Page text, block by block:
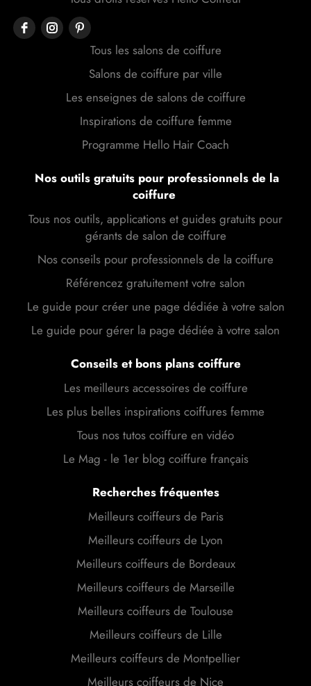
Tous les salons de coiffure
Salons de coiffure par ville
Les enseignes de salons de coiffure
Inspirations de coiffure femme
Programme Hello Hair Coach
Nos outils gratuits pour professionnels de la
coiffure
Tous nos outils, applications et guides gratuits pour
gérants de salon de coiffure
Nos conseils pour professionnels de la coiffure
Référencez gratuitement votre salon
Le guide pour créer une page dédiée à votre salon
Le guide pour gérer la page dédiée à votre salon
Conseils et bons plans coiffure
Les meilleurs accessoires de coiffure
Les plus belles inspirations coiffures femme
Tous nos tutos coiffure en vidéo
Le Mag - le 1er blog coiffure français
Recherches fréquentes
Meilleurs coiffeurs de Paris
Meilleurs coiffeurs de Lyon
Meilleurs coiffeurs de Bordeaux
Meilleurs coiffeurs de Marseille
Meilleurs coiffeurs de Toulouse
Meilleurs coiffeurs de Lille
Meilleurs coiffeurs de Montpellier
Meilleurs coiffeurs de Nice